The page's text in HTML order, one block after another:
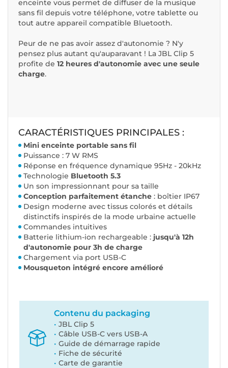
enceinte vous permet de diffuser de la musique
sans fil depuis votre téléphone, votre tablette ou
tout autre appareil compatible Bluetooth.
Peur de ne pas avoir assez d'autonomie ? N'y
pensez plus autant qu'auparavant ! La JBL Clip 5
profite de 12 heures d'autonomie avec une seule
charge.
CARACTÉRISTIQUES PRINCIPALES :
Mini enceinte portable sans fil
Puissance : 7 W RMS
Réponse en fréquence dynamique 95Hz - 20kHz
Technologie Bluetooth 5.3
Un son impressionnant pour sa taille
Conception parfaitement étanche : boîtier IP67
Design moderne avec tissus colorés et détails
distinctifs inspirés de la mode urbaine actuelle
Commandes intuitives
Batterie lithium-ion rechargeable : jusqu'à 12h
d'autonomie pour 3h de charge
Chargement via port USB-C
Mousqueton intégré encore amélioré
Contenu du packaging
JBL Clip 5
Câble USB-C vers USB-A
Guide de démarrage rapide
Fiche de sécurité
Carte de garantie